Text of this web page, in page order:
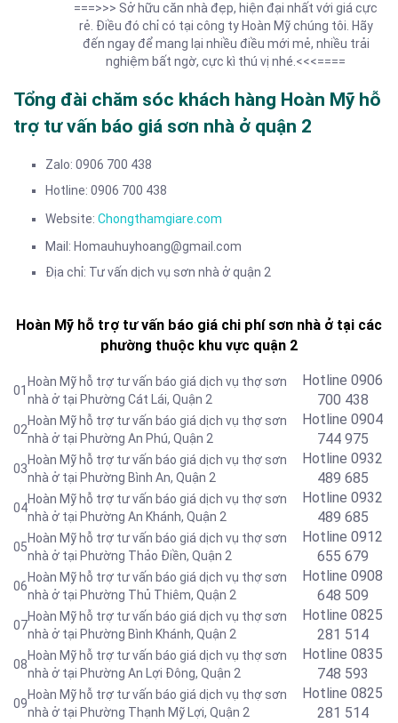
===>>> Sở hữu căn nhà đẹp, hiện đại nhất với giá cực
rẻ. Điều đó chỉ có tại công ty Hoàn Mỹ chúng tôi. Hãy
đến ngay để mang lại nhiều điều mới mẻ, nhiều trải
nghiệm bất ngờ, cực kì thú vị nhé.<<<====
Tổng đài chăm sóc khách hàng Hoàn Mỹ hỗ
trợ tư vấn báo giá sơn nhà ở quận 2
Zalo: 0906 700 438
Hotline: 0906 700 438
Website: Chongthamgiare.com
Mail: Homauhuyhoang@gmail.com
Địa chỉ: Tư vấn dịch vụ sơn nhà ở quận 2
Hoàn Mỹ hỗ trợ tư vấn báo giá chi phí sơn nhà ở tại các
phường thuộc khu vực quận 2
01
Hoàn Mỹ hỗ trợ tư vấn báo giá dịch vụ thợ sơn
nhà ở tại Phường Cát Lái, Quận 2
Hotline 0906
700 438
02
Hoàn Mỹ hỗ trợ tư vấn báo giá dịch vụ thợ sơn
nhà ở tại Phường An Phú, Quận 2
Hotline 0904
744 975
03
Hoàn Mỹ hỗ trợ tư vấn báo giá dịch vụ thợ sơn
nhà ở tại Phường Bình An, Quận 2
Hotline 0932
489 685
04
Hoàn Mỹ hỗ trợ tư vấn báo giá dịch vụ thợ sơn
nhà ở tại Phường An Khánh, Quận 2
Hotline 0932
489 685
05
Hoàn Mỹ hỗ trợ tư vấn báo giá dịch vụ thợ sơn
nhà ở tại Phường Thảo Điền, Quận 2
Hotline 0912
655 679
06
Hoàn Mỹ hỗ trợ tư vấn báo giá dịch vụ thợ sơn
nhà ở tại Phường Thủ Thiêm, Quận 2
Hotline 0908
648 509
07
Hoàn Mỹ hỗ trợ tư vấn báo giá dịch vụ thợ sơn
nhà ở tại Phường Bình Khánh, Quận 2
Hotline 0825
281 514
08
Hoàn Mỹ hỗ trợ tư vấn báo giá dịch vụ thợ sơn
nhà ở tại Phường An Lợi Đông, Quận 2
Hotline 0835
748 593
09
Hoàn Mỹ hỗ trợ tư vấn báo giá dịch vụ thợ sơn
nhà ở tại Phường Thạnh Mỹ Lợi, Quận 2
Hotline 0825
281 514